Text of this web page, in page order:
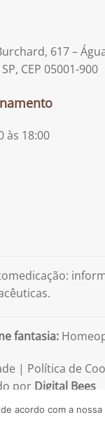
617 –
CEP 05001-900
às 18:00
fantasia:
| Política de
por Digital Bees
acordo com a nossa